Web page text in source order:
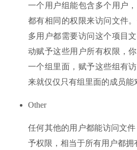
一个用户组能包含多个用户
都有相同的权限来访问文件
多用户都需要访问这个项目
动赋予这些用户所有权限，
一个组里面，赋予这些组有
来就仅仅只有组里面的成员能
Other
任何其他的用户都能访问文
予权限，相当于所有用户都拥